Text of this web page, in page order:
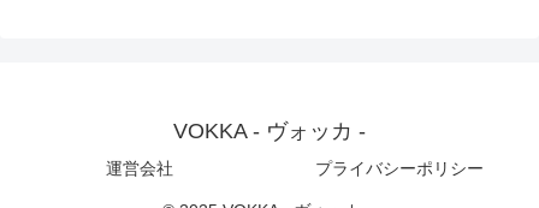
VOKKA - ヴォッカ -
運営会社 プライバシーポリシー